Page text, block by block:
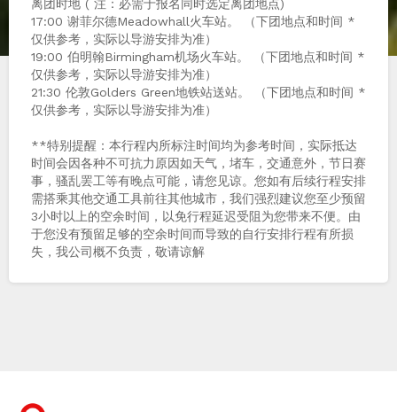
离团时地 ( 注：必需于报名同时选定离团地点)
17:00 谢菲尔德Meadowhall火车站。 （下团地点和时间 *
仅供参考，实际以导游安排为准）
19:00 伯明翰Birmingham机场火车站。 （下团地点和时间 *
仅供参考，实际以导游安排为准）
21:30 伦敦Golders Green地铁站送站。 （下团地点和时间 *
仅供参考，实际以导游安排为准）
**特别提醒：本行程内所标注时间均为参考时间，实际抵达
时间会因各种不可抗力原因如天气，堵车，交通意外，节日赛
事，骚乱罢工等有晚点可能，请您见谅。您如有后续行程安排
需搭乘其他交通工具前往其他城市，我们强烈建议您至少预留
3小时以上的空余时间，以免行程延迟受阻为您带来不便。由
于您没有预留足够的空余时间而导致的自行安排行程有所损
失，我公司概不负责，敬请谅解